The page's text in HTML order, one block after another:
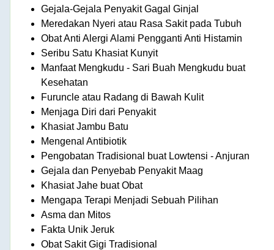
Gejala-Gejala Penyakit Gagal Ginjal
Meredakan Nyeri atau Rasa Sakit pada Tubuh
Obat Anti Alergi Alami Pengganti Anti Histamin
Seribu Satu Khasiat Kunyit
Manfaat Mengkudu - Sari Buah Mengkudu buat
Kesehatan
Furuncle atau Radang di Bawah Kulit
Menjaga Diri dari Penyakit
Khasiat Jambu Batu
Mengenal Antibiotik
Pengobatan Tradisional buat Lowtensi - Anjuran
Gejala dan Penyebab Penyakit Maag
Khasiat Jahe buat Obat
Mengapa Terapi Menjadi Sebuah Pilihan
Asma dan Mitos
Fakta Unik Jeruk
Obat Sakit Gigi Tradisional